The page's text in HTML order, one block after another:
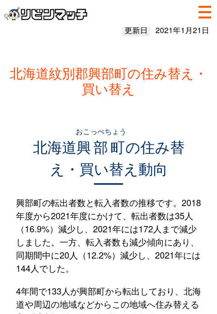
更新日 2021年1月21日
北海道紋別郡興部町の住み替え・
買い替え
北海道興部町
おこっぺちょう
の住み替
え・買い替え動向
興部町の転出者数と転入者数の推移です。2018
年度から2021年度にかけて、転出者数は35人
（16.9%）減少し、2021年には172人まで減少
しました。一方、転入者数も減少傾向にあり、
同期間中に20人（12.2%）減少し、2021年には
144人でした。
4年間で133人が興部町から転出しており、北海
道や周辺の地域などからこの地域へ住み替える